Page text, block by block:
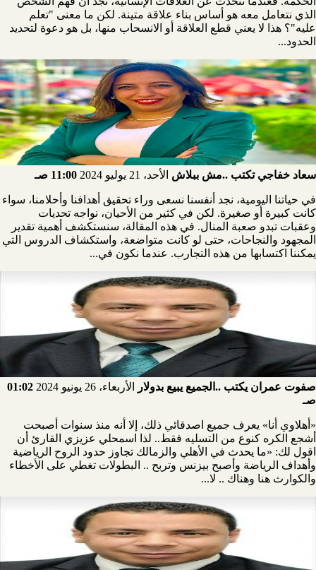
الذي نتعامل معه هو أساس بناء علاقة متينة. لكن ما معنى "تعلم
عليه"؟ هذا لا يعني قطع العلاقة أو الانسحاب منها، بل هو دعوة لتحديد
الحدود...
سعاد خفاجي تكتب ..مش ببلاش الأحد، 21 يوليو 2024 11:00 صـ
في حياتنا اليومية، نجد أنفسنا نسعى وراء تحقيق أهدافنا وأحلامنا، سواء
كانت كبيرة أو صغيرة. لكن في كثير من الأحيان، نواجه تحديات
وعقبات تبدو صعبة المنال. في هذه المقالة، سنستكشف أهمية تقدير
المجهود والنجاحات، حتى لو كانت متواضعة، واستكشاف الدروس التي
يمكننا اكتسابها من هذه التجارب. عندما نكون في...
صفوت عمران يكتب ..الجميع يبيع بدولار الأربعاء، 26 يونيو 2024
01:02
صـ
«أهلاوي أنا» يعرف جميع اصدقائي ذلك، إلا أنه منذ سنوات أصبحت
أشجع الكره كنوع من التسليه فقط.. لذا اسمحلي عزيزي القارئ أن
اقول لك: «ما يحدث في الأهلي والزمالك تجاوز حدود الروح الرياضية
وأهداف الرياضة وأصبح بيزنس وتربح .. البطولات تغطي على الأخطاء
والكوارث هنا وهناك .. لا...